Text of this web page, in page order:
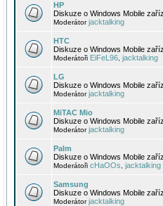
HP
Diskuze o Windows Mobile
Moderátorjacktalking
HTC
Diskuze o Windows Mobile
Moderátoři EiFeL96 jacktalking
LG
Diskuze o Windows Mobile
Moderátorjacktalking
MiTAC Mio
Diskuze o Windows Mobile
Moderátorjacktalking
Palm
Diskuze o Windows Mobile
Moderátoři cHaOOs jacktalking
Samsung
Diskuze o Windows Mobile
Moderátorjacktalking